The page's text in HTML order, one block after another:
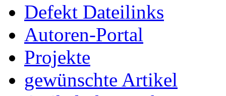
Defekt Dateilinks
Autoren-Portal
Projekte
gewünschte Artikel